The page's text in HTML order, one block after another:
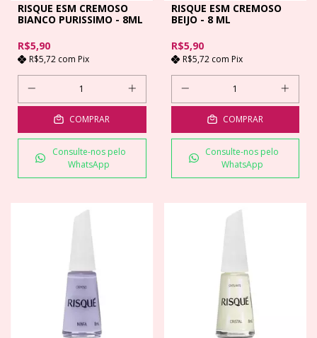
RISQUE ESM CREMOSO
BIANCO PURISSIMO - 8ML
R$5,90
R$5,72 com Pix
COMPRAR
Consulte-nos pelo
WhatsApp
RISQUE ESM CREMOSO
BEIJO - 8 ML
R$5,90
R$5,72 com Pix
COMPRAR
Consulte-nos pelo
WhatsApp